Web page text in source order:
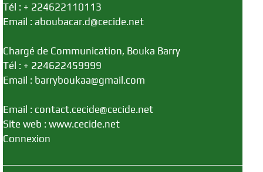
Tél : + 224622110113
Email : aboubacar.d@cecide.net
Chargé de Communication, Bouka Barry
Tél : + 224622459999
Email : barryboukaa@gmail.com
Email : contact.cecide@cecide.net
Site web : www.cecide.net
Connexion